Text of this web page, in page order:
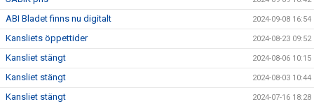
ABI Bladet finns nu digitalt 2024-09-08 16:54
Kansliets öppettider 2024-08-23 09:52
Kansliet stängt 2024-08-06 10:15
Kansliet stängt 2024-08-03 10:44
Kansliet stängt 2024-07-16 18:28